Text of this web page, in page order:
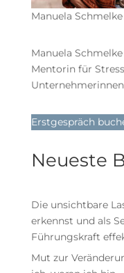
Manuela Schmelke
Manuela
Mentorin für
Erstgespräch
Neueste
Die unsichtbare
erkennst und als
Führungskraft
Mut zur